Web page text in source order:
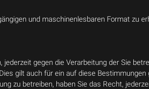
und maschinenlesbaren Format zu
gegen die Verarbeitung der Sie
gilt auch für ein auf diese
zu betreiben, haben Sie das Recht,